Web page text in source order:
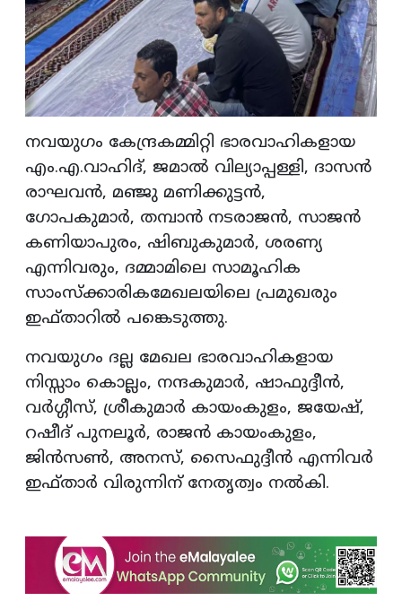
നവയുഗം കേന്ദ്രകമ്മിറ്റി ഭാരവാഹികളായ
എം.എ.വാഹിദ്, ജമാല്‍ വില്യാപ്പള്ളി, ദാസന്‍
രാഘവന്‍, മഞ്ജു മണിക്കുട്ടന്‍,
ഗോപകുമാര്‍, തമ്പാന്‍ നടരാജന്‍, സാജന്‍
കണിയാപുരം, ഷിബുകുമാര്‍, ശരണ്യ
എന്നിവരും, ദമ്മാമിലെ സാമൂഹിക
സാംസ്‌ക്കാരികമേഖലയിലെ പ്രമുഖരും
ഇഫ്താറില്‍ പങ്കെടുത്തു.
നവയുഗം ദല്ല മേഖല ഭാരവാഹികളായ
നിസ്സാം കൊല്ലം, നന്ദകുമാര്‍, ഷാഫുദ്ദീന്‍,
വര്‍ഗ്ഗീസ്, ശ്രീകുമാര്‍ കായംകുളം, ജയേഷ്,
റഷീദ് പുനലൂര്‍, രാജന്‍ കായംകുളം,
ജിന്‍സണ്‍, അനസ്, സൈഫുദ്ദീന്‍ എന്നിവര്‍
ഇഫ്താര്‍ വിരുന്നിന് നേതൃത്വം നല്‍കി.